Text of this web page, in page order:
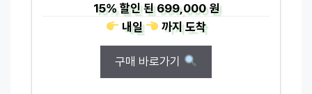
15%할인 된699,000 원
내일
까지도착
구매 바로가기